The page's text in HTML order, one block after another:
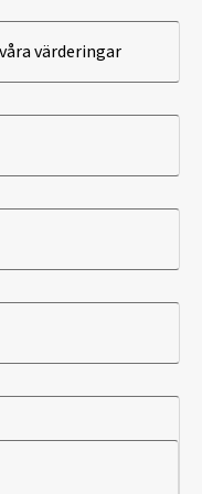
värderingar